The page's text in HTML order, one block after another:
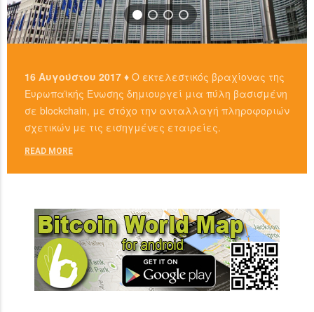
16 Αυγούστου 2017 ♦ Ο εκτελεστικός βραχίονας της
Ευρωπαϊκής Ένωσης δημιουργεί μια πύλη βασισμένη
σε blockchain, με στόχο την ανταλλαγή πληροφοριών
σχετικών με τις εισηγμένες εταιρείες.
READ MORE